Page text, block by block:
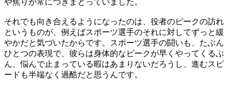
それでも向き合えるようになったのは、役者のピークの訪れ
というものが、例えばスポーツ選手のそれに対してずっと緩
やかだと気づいたからです。スポーツ選手の闘いも、たぶん
ひとつの表現で、彼らは身体的なピークが早くやってくるぶ
ん、悩んで止まっている暇はあまりないだろうし、進むスピ
ードも半端なく過酷だと思うんです。